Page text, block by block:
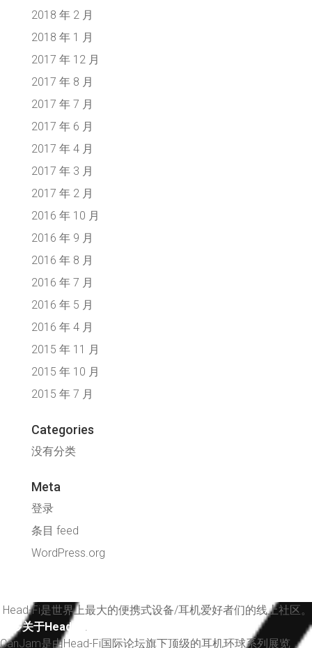
2018 年 2 月
2018 年 1 月
2017 年 12 月
2017 年 8 月
2017 年 7 月
2017 年 6 月
2017 年 4 月
2017 年 3 月
2017 年 2 月
2016 年 10 月
2016 年 9 月
2016 年 8 月
2016 年 7 月
2016 年 5 月
2016 年 4 月
2015 年 11 月
2015 年 10 月
2015 年 7 月
Categories
没有分类
Meta
登录
条目 feed
WordPress.org
Head-Fi是世界上最大的便携式设备/耳机爱好者们的线上社区。
更多关于Head-Fi
CanJam是由Head-Fi国际论坛旗下顶级的耳机环球系列展览，